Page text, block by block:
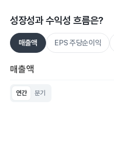
성장성과 수익성 흐름은?
매출액 EPS 주당순이익
매출액
연간 분기